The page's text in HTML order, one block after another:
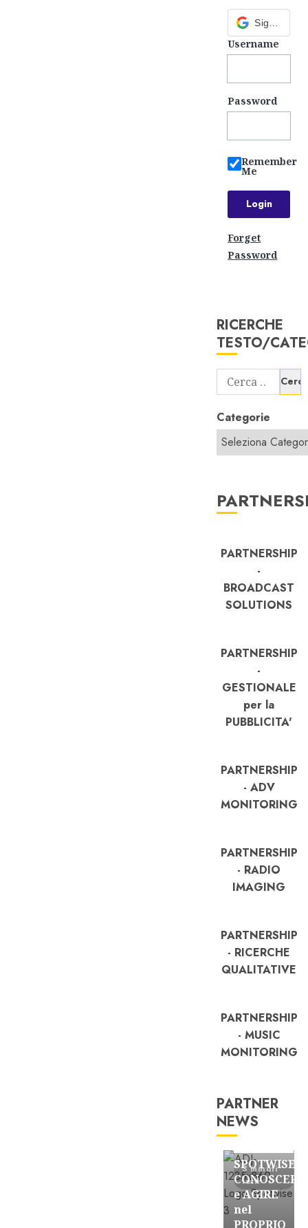
Username
Password
Remember
Me
Forget
Password
RICERCHE
TESTO/
Ricerca
per:
Categorie
PARTNERSHIP
-
BROADCAST
SOLUTIONS
PARTNERSHIP
-
GESTIONALE
per la
PUBBLICITA'
PARTNERSHIP
- ADV
MONITORING
PARTNERSHIP
- RADIO
IMAGING
PARTNERSHIP
- RICERCHE
QUALITATIVE
PARTNERSHIP
- MUSIC
MONITORING
PARTNER
NEWS
3 minuti
letti
FREE
SPOTWISE:
CONOSCERE
e AGIRE
nel
PROPRIO